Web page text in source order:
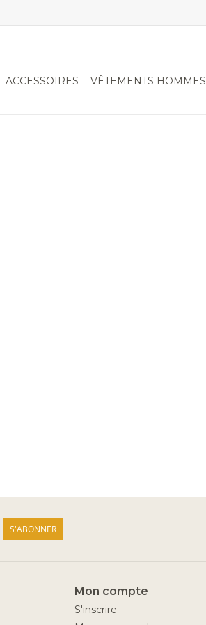
ACCESSOIRES VÊTEMENTS HOMMES
S'ABONNER
Mon compte
S'inscrire